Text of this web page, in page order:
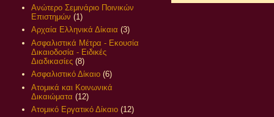
Ανώτερο Σεμινάριο Ποινικών
Επιστημών (1)
Αρχαία Ελληνικά Δίκαια (3)
Ασφαλιστικά Μέτρα - Εκουσία
Δικαιοδοσία - Ειδικές
Διαδικασίες (8)
Ασφαλιστικό Δίκαιο (6)
Ατομικά και Κοινωνικά
Δικαιώματα (12)
Ατομικό Εργατικό Δίκαιο (12)